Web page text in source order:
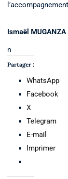
Ismaël MUGANZA
n
Partager :
WhatsApp
Facebook
X
Telegram
E-mail
Imprimer